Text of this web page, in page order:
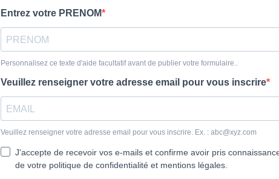
Entrez votre PRENOM
Personnalisez ce texte d'aide facultatif avant de publier votre formulaire..
Veuillez renseigner votre adresse email pour vous inscrire
Veuillez renseigner votre adresse email pour vous inscrire. Ex. : abc@xyz.com
J'accepte de recevoir vos e-mails et confirme avoir pris
de votre politique de confidentialité et mentions légales.